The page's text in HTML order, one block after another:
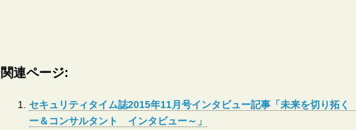
関連ページ:
セキュリティタイム誌2015年11月号インタビュー記事「未来を切り拓
ー＆コンサルタント インタビュー～」